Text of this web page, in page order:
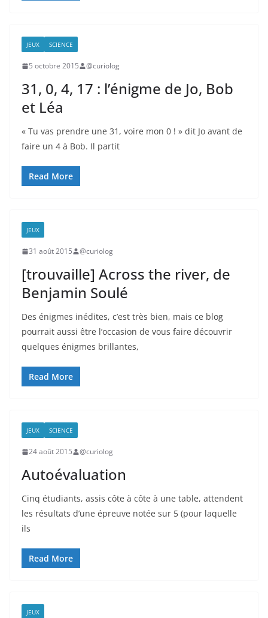
JEUX SCIENCE
5 octobre 2015 @curiolog
31, 0, 4, 17 : l’énigme de Jo, Bob
et Léa
« Tu vas prendre une 31, voire mon 0 ! » dit Jo avant de
faire un 4 à Bob. Il partit
Read More
JEUX
31 août 2015 @curiolog
[trouvaille] Across the river, de
Benjamin Soulé
Des énigmes inédites, c’est très bien, mais ce blog
pourrait aussi être l’occasion de vous faire découvrir
quelques énigmes brillantes,
Read More
JEUX SCIENCE
24 août 2015 @curiolog
Autoévaluation
Cinq étudiants, assis côte à côte à une table, attendent
les résultats d’une épreuve notée sur 5 (pour laquelle
ils
Read More
JEUX